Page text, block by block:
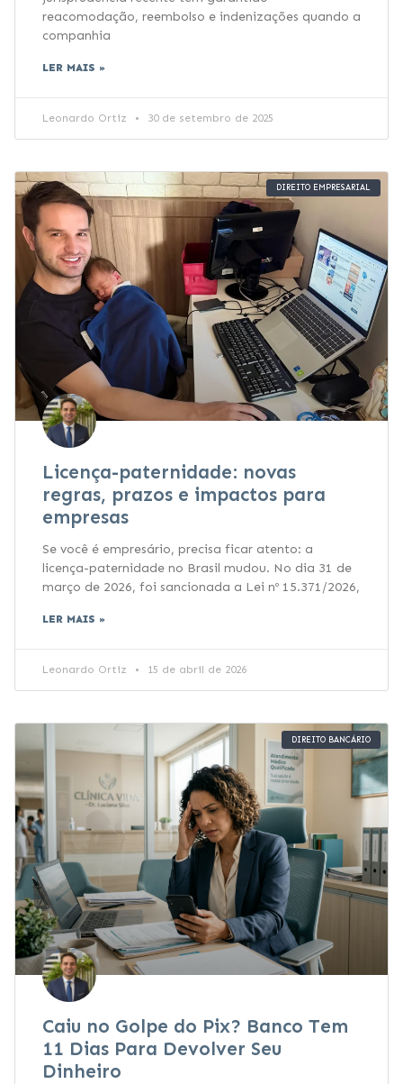
reacomodação, reembolso e indenizações quando a
companhia
LER MAIS »
Leonardo Ortiz 30 de setembro de 2025
DIREITO EMPRESARIAL
Licença-paternidade: novas
regras, prazos e impactos para
empresas
Se você é empresário, precisa ficar atento: a
licença-paternidade no Brasil mudou. No dia 31 de
março de 2026, foi sancionada a Lei nº 15.371/2026,
LER MAIS »
Leonardo Ortiz 15 de abril de 2026
DIREITO BANCÁRIO
Caiu no Golpe do Pix? Banco Tem
11 Dias Para Devolver Seu
Dinheiro